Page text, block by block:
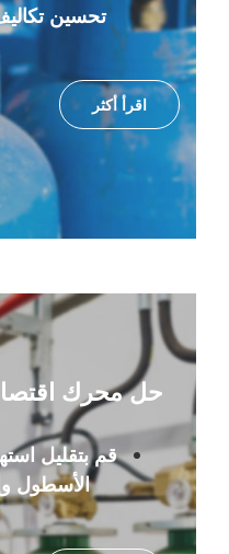
تحسين
اقرأ أكثر
حل محرك
قم بتقليل
الأسطول